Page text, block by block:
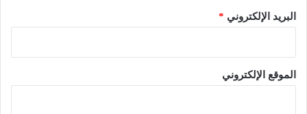
البريد الإلكتروني *
الموقع الإلكتروني